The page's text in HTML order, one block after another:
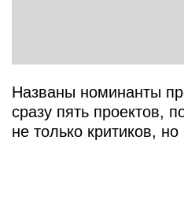
Названы номинанты
сразу пять проектов,
не только критиков, но